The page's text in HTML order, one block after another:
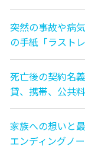
突然の事故や病
の手紙「ラスト
死亡後の契約名
貸、携帯、公共
家族への想いと
エンディングノ